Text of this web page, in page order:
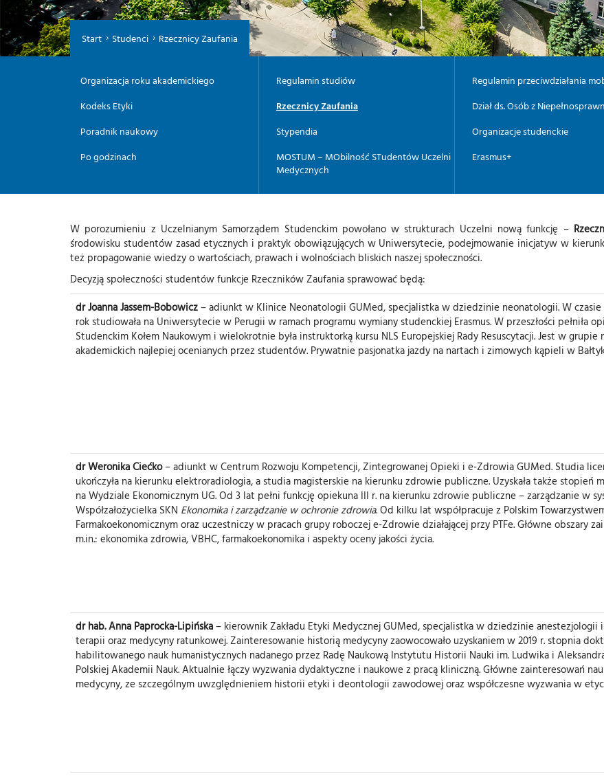
Start Studenci Rzecznicy Zaufania
Organizacja roku akademickiego
Kodeks Etyki
Poradnik naukowy
Po godzinach
Regulamin studiów
Rzecznicy Zaufania
Stypendia
MOSTUM – MObilność STudentów Uczelni
Medycznych
Regulamin przeciwdziałania
Dział ds. Osób z
Organizacje studenckie
Erasmus+
W porozumieniu z Uczelnianym Samorządem Studenckim powołano w strukturach Uczelni nową funkcję –
środowisku studentów zasad etycznych i praktyk obowiązujących w Uniwersytecie, podejmowanie inicjatyw w
też propagowanie wiedzy o wartościach, prawach i wolnościach bliskich naszej społeczności.
Decyzją społeczności studentów funkcje Rzeczników Zaufania sprawować będą:
dr Joanna Jassem-Bobowicz– adiunkt w Klinice Neonatologii GUMed, specjalistka w dziedzinie neonatologii. W
rok studiowała na Uniwersytecie w Perugii w ramach programu wymiany studenckiej Erasmus. W przeszłości pełniła
Studenckim Kołem Naukowym i wielokrotnie była instruktorką kursu NLS Europejskiej Rady Resuscytacji. Jest w grupie
akademickich najlepiej ocenianych przez studentów. Prywatnie pasjonatka jazdy na nartach i zimowych kąpieli w
dr Weronika Ciećko– adiunkt w Centrum Rozwoju Kompetencji, Zintegrowanej Opieki i e-Zdrowia GUMed. Studia
ukończyła na kierunku elektroradiologia, a studia magisterskie na kierunku zdrowie publiczne. Uzyskała także stopień
na Wydziale Ekonomicznym UG. Od 3 lat pełni funkcję opiekuna III r. na kierunku zdrowie publiczne – zarządzanie w
Współzałożycielka SKN Ekonomika i zarządzanie w ochronie zdrowia. Od kilku lat współpracuje z Polskim
Farmakoekonomicznym oraz uczestniczy w pracach grupy roboczej e-Zdrowie działającej przy PTFe. Główne obszary
m.in.: ekonomika zdrowia, VBHC, farmakoekonomika i aspekty oceny jakości życia.
dr hab. Anna Paprocka-Lipińska– kierownik Zakładu Etyki Medycznej GUMed, specjalistka w dziedzinie anestezjologii
terapii oraz medycyny ratunkowej. Zainteresowanie historią medycyny zaowocowało uzyskaniem w 2019 r. stopnia
habilitowanego nauk humanistycznych nadanego przez Radę Naukową Instytutu Historii Nauki im. Ludwika i
Polskiej Akademii Nauk. Aktualnie łączy wyzwania dydaktyczne i naukowe z pracą kliniczną. Główne zainteresowań
medycyny, ze szczególnym uwzględnieniem historii etyki i deontologii zawodowej oraz współczesne wyzwania w